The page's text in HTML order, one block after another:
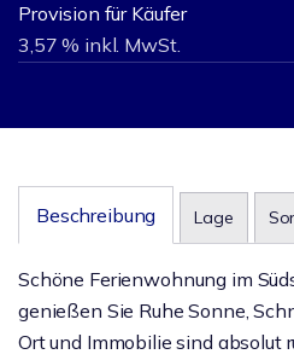
Provision für Käufer
3,57 % inkl. MwSt.
Beschreibung Lage
Schöne Ferienwohnung im
genießen Sie Ruhe Sonne,
Ort und Immobilie sind absolut